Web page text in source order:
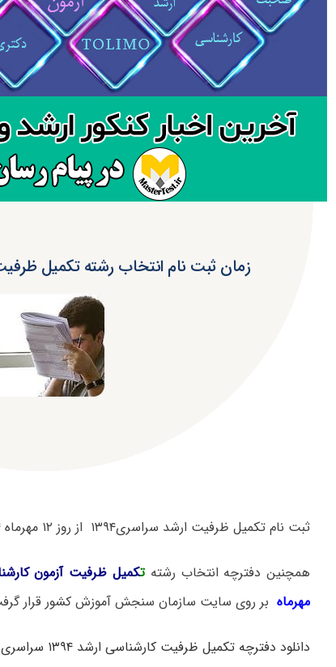
زمان ثبت نام انتخاب رشته تکمیل
ثبت نام تکمیل ظرفیت ارشد سراسری۱۳۹۴ از روز ۱۲ مهرماه ۹۴ آغاز و تا ۱۶ مهرماه ادامه خواهد داشت.
همچنین دفترچه انتخاب رشتهتکمیل ظرفیت آزمون
مهرماهبر روی سایت سازمان سنجش آموزش کشور قرار
دانلود دفترچه تکمیل ظرفیت کارشناسی ارشد ۱۳۹۴ سراسری